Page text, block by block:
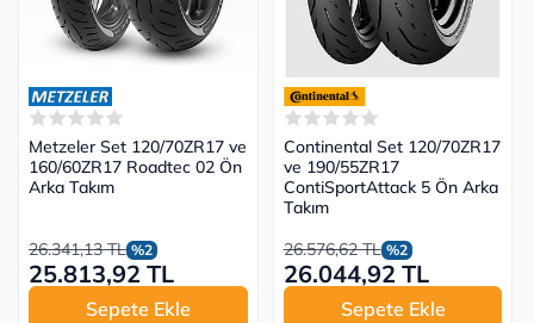
Metzeler Set 120/70ZR17 ve
160/60ZR17 Roadtec 02 Ön
Arka Takım
26.341,13 TL %2
25.813,92 TL
Sepete Ekle
Continental Set 120/70ZR17
ve 190/55ZR17
ContiSportAttack 5 Ön Arka
Takım
26.576,62 TL %2
26.044,92 TL
Sepete Ekle